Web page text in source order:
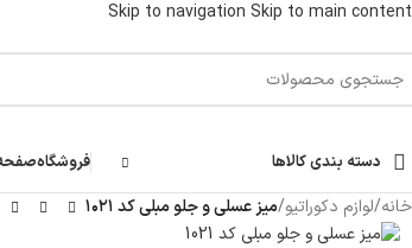
Skip to navigation Skip to main content
دسته بندی کالاها فروشگاه
خانه/لوازم دکوراتیو/میز عسلی و جلو مبلی کد ۱۰۲۱